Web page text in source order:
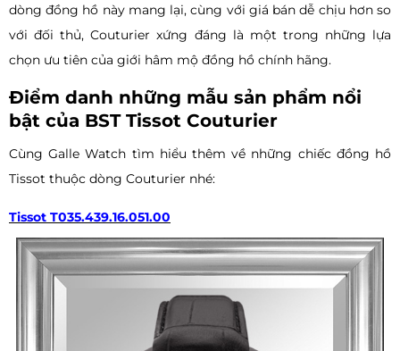
dòng đồng hồ này mang lại, cùng với giá bán dễ chịu hơn so
với đối thủ, Couturier xứng đáng là một trong những lựa
chọn ưu tiên của giới hâm mộ đồng hồ chính hãng.
Điểm danh những mẫu sản phẩm nổi
bật của BST Tissot Couturier
Cùng Galle Watch tìm hiểu thêm về những chiếc đồng hồ
Tissot thuộc dòng Couturier nhé:
Tissot T035.439.16.051.00